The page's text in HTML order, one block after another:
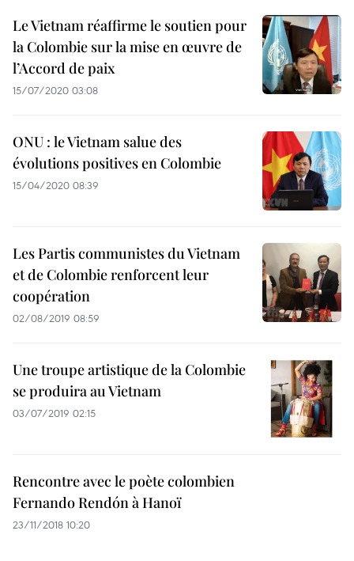
Le Vietnam réaffirme le soutien pour
la Colombie sur la mise en œuvre de
l’Accord de paix
15/07/2020 03:08
ONU : le Vietnam salue des
évolutions positives en Colombie
15/04/2020 08:39
Les Partis communistes du Vietnam
et de Colombie renforcent leur
coopération
02/08/2019 08:59
Une troupe artistique de la Colombie
se produira au Vietnam
03/07/2019 02:15
Rencontre avec le poète colombien
Fernando Rendón à Hanoï
23/11/2018 10:20